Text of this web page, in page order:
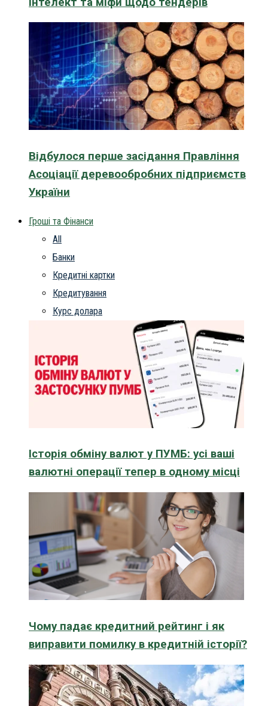
Відбулося перше засідання Правління
Асоціації деревообробних підприємств
України
Гроші та Фінанси
All
Банки
Кредитні картки
Кредитування
Курс долара
Історія обміну валют у ПУМБ: усі ваші
валютні операції тепер в одному місці
Чому падає кредитний рейтинг і як
виправити помилку в кредитній історії?